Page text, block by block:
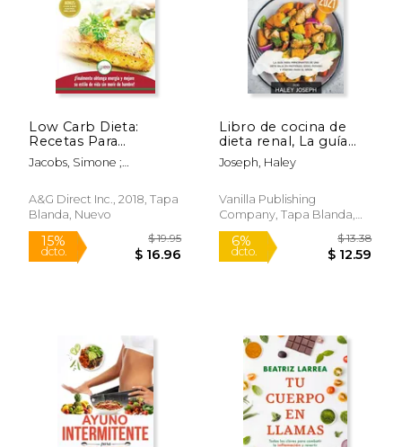
15%
dcto. $ 16.96
26%
dcto.
Low Carb Dieta:
Recetas Para
Principiantes Guía
Para Quemar Grasa +
Pérdida de Peso
Probadas en
en Español
Jacobs, Simone ;
A&g Direct Inc., 2018, Tapa
Blanda, Nuevo
Libro de cocina de
dieta renal, La guía
para principiantes de
una dieta baja en
potasio y fósforo para
el riñón
Joseph, Haley
Vanilla Publishing
Company, Tapa Blanda,
Nuevo